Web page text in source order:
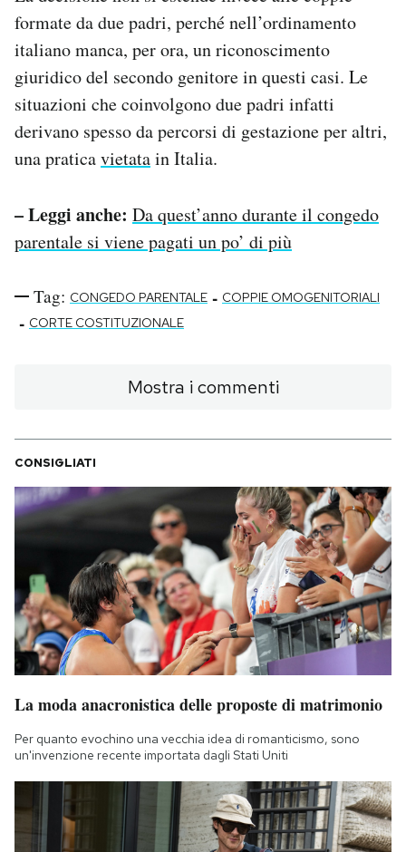
formate da due padri, perché nell’ordinamento
italiano manca, per ora, un riconoscimento
giuridico del secondo genitore in questi casi. Le
situazioni che coinvolgono due padri infatti
derivano spesso da percorsi di gestazione per altri,
una praticavietatain Italia.
– Leggi anche: Da quest’anno durante il congedo
parentale si viene pagati un po’ di più
Tag: CONGEDO PARENTALE - COPPIE OMOGENITORIALI
- CORTE COSTITUZIONALE
Mostra i commenti
CONSIGLIATI
La moda anacronistica delle proposte di matrimonio
Per quanto evochino una vecchia idea di romanticismo, sono
un'invenzione recente importata dagli Stati Uniti